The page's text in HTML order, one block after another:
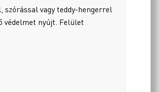
vagy teddy-hengerrel
védelmet nyújt. Felület